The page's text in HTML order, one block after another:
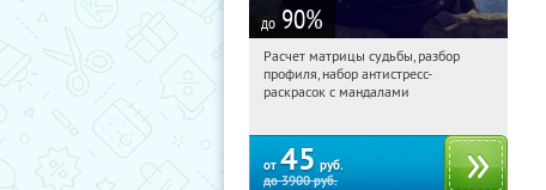
до 90%
20:22:31 Купили:
Россия
Расчет матрицы судьбы, разбор
профиля, набор антистресс-
раскрасок с мандалами
от 45 руб.
до3900руб.